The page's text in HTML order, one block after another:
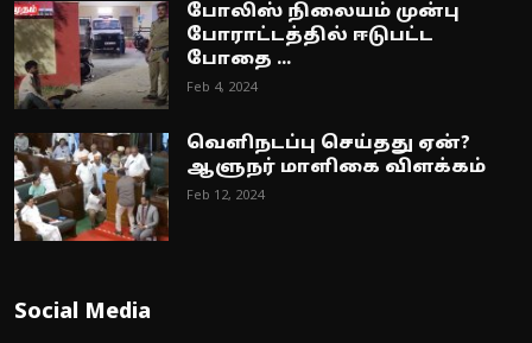
போலிஸ் நிலையம் முன்பு
போராட்டத்தில் ஈடுபட்ட
போதை ...
Feb 4, 2024
வெளிநடப்பு செய்தது ஏன்?
ஆளுநர் மாளிகை விளக்கம்
Feb 12, 2024
Social Media